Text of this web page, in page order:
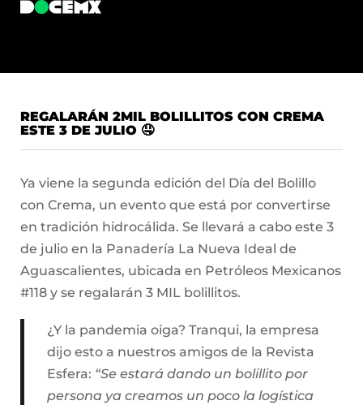
REGALARÁN 2MIL BOLILLITOS CON CREMA
ESTE 3 DE JULIO 🤤
Ya viene la segunda edición del Día del Bolillo
con Crema, un evento que está por convertirse
en tradición hidrocálida. Se llevará a cabo este 3
de julio en la Panadería La Nueva Ideal de
Aguascalientes, ubicada en Petróleos Mexicanos
#118 y se regalarán 3 MIL bolillitos.
¿Y la pandemia oiga? Tranqui, la empresa
dijo esto a nuestros amigos de la Revista
Esfera: “Se estará dando un bolillito por
persona ya creamos un poco la logística